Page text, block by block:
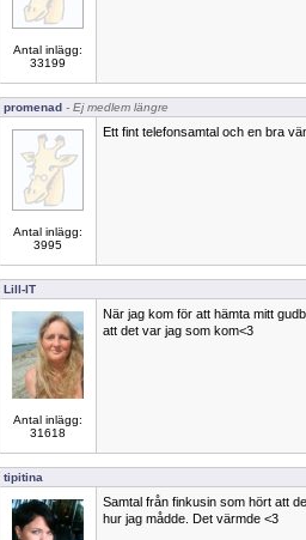
Antal inlägg:
33199
promenad - Ej medlem längre
Antal inlägg:
3995
Ett fint telefonsamtal och en bra
Lill-IT
Antal inlägg:
31618
När jag kom för att hämta mitt
att det var jag som kom<3
tipitina
Samtal från finkusin som hört att
hur jag mådde. Det värmde <3